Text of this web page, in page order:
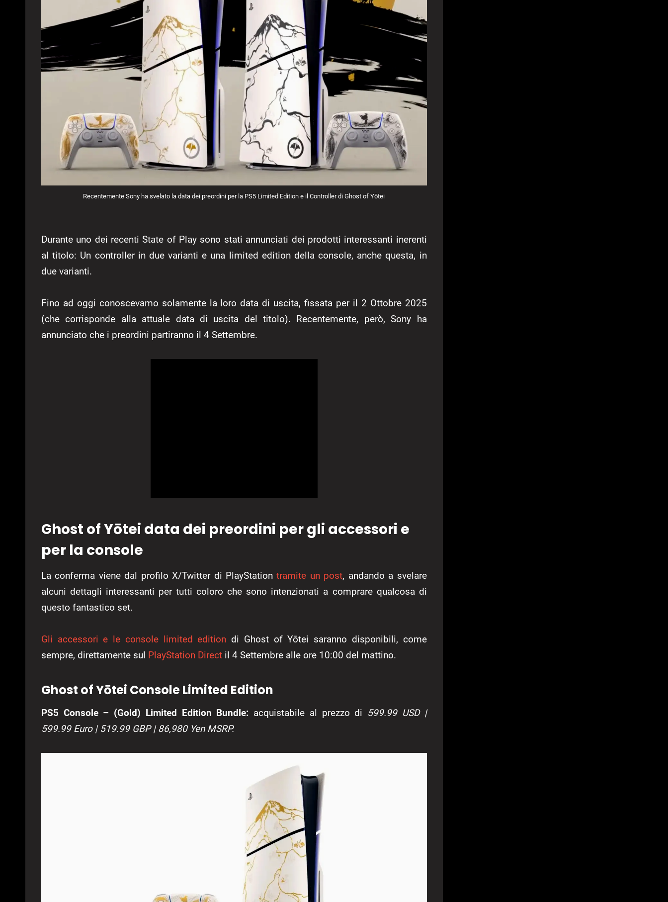
Recentemente Sony ha svelato la data dei preordini per la PS5 Limited Edition e il Controller di Ghost of Yōtei
Durante uno dei recenti State of Play sono stati annunciati dei prodotti interessanti inerenti
al titolo: Un controller in due varianti e una limited edition della console, anche questa, in
due varianti.
Fino ad oggi conoscevamo solamente la loro data di uscita, fissata per il 2 Ottobre 2025
(che corrisponde alla attuale data di uscita del titolo). Recentemente, però, Sony ha
annunciato che i preordini partiranno il 4 Settembre.
Ghost of Yōtei data dei preordini per gli accessori e
per la console
La conferma viene dal profilo X/Twitter di PlayStationtramite un post, andando a svelare
alcuni dettagli interessanti per tutti coloro che sono intenzionati a comprare qualcosa di
questo fantastico set.
Gli accessori e le console limited edition di Ghost of Yōtei saranno disponibili, come
sempre, direttamente sul PlayStation Direct il 4 Settembre alle ore 10:00 del mattino.
Ghost of Yōtei Console Limited Edition
PS5 Console – (Gold) Limited Edition Bundle: acquistabile al prezzo di 599.99 USD |
599.99 Euro | 519.99 GBP | 86,980 Yen MSRP.